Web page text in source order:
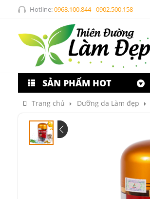
Hotline:0968.100.844-0902.500.158
SẢN PHẨM HOT
Trang chủ Dưỡng da Làm đẹp